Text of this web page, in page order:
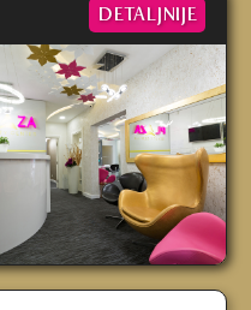
DETALJNIJE